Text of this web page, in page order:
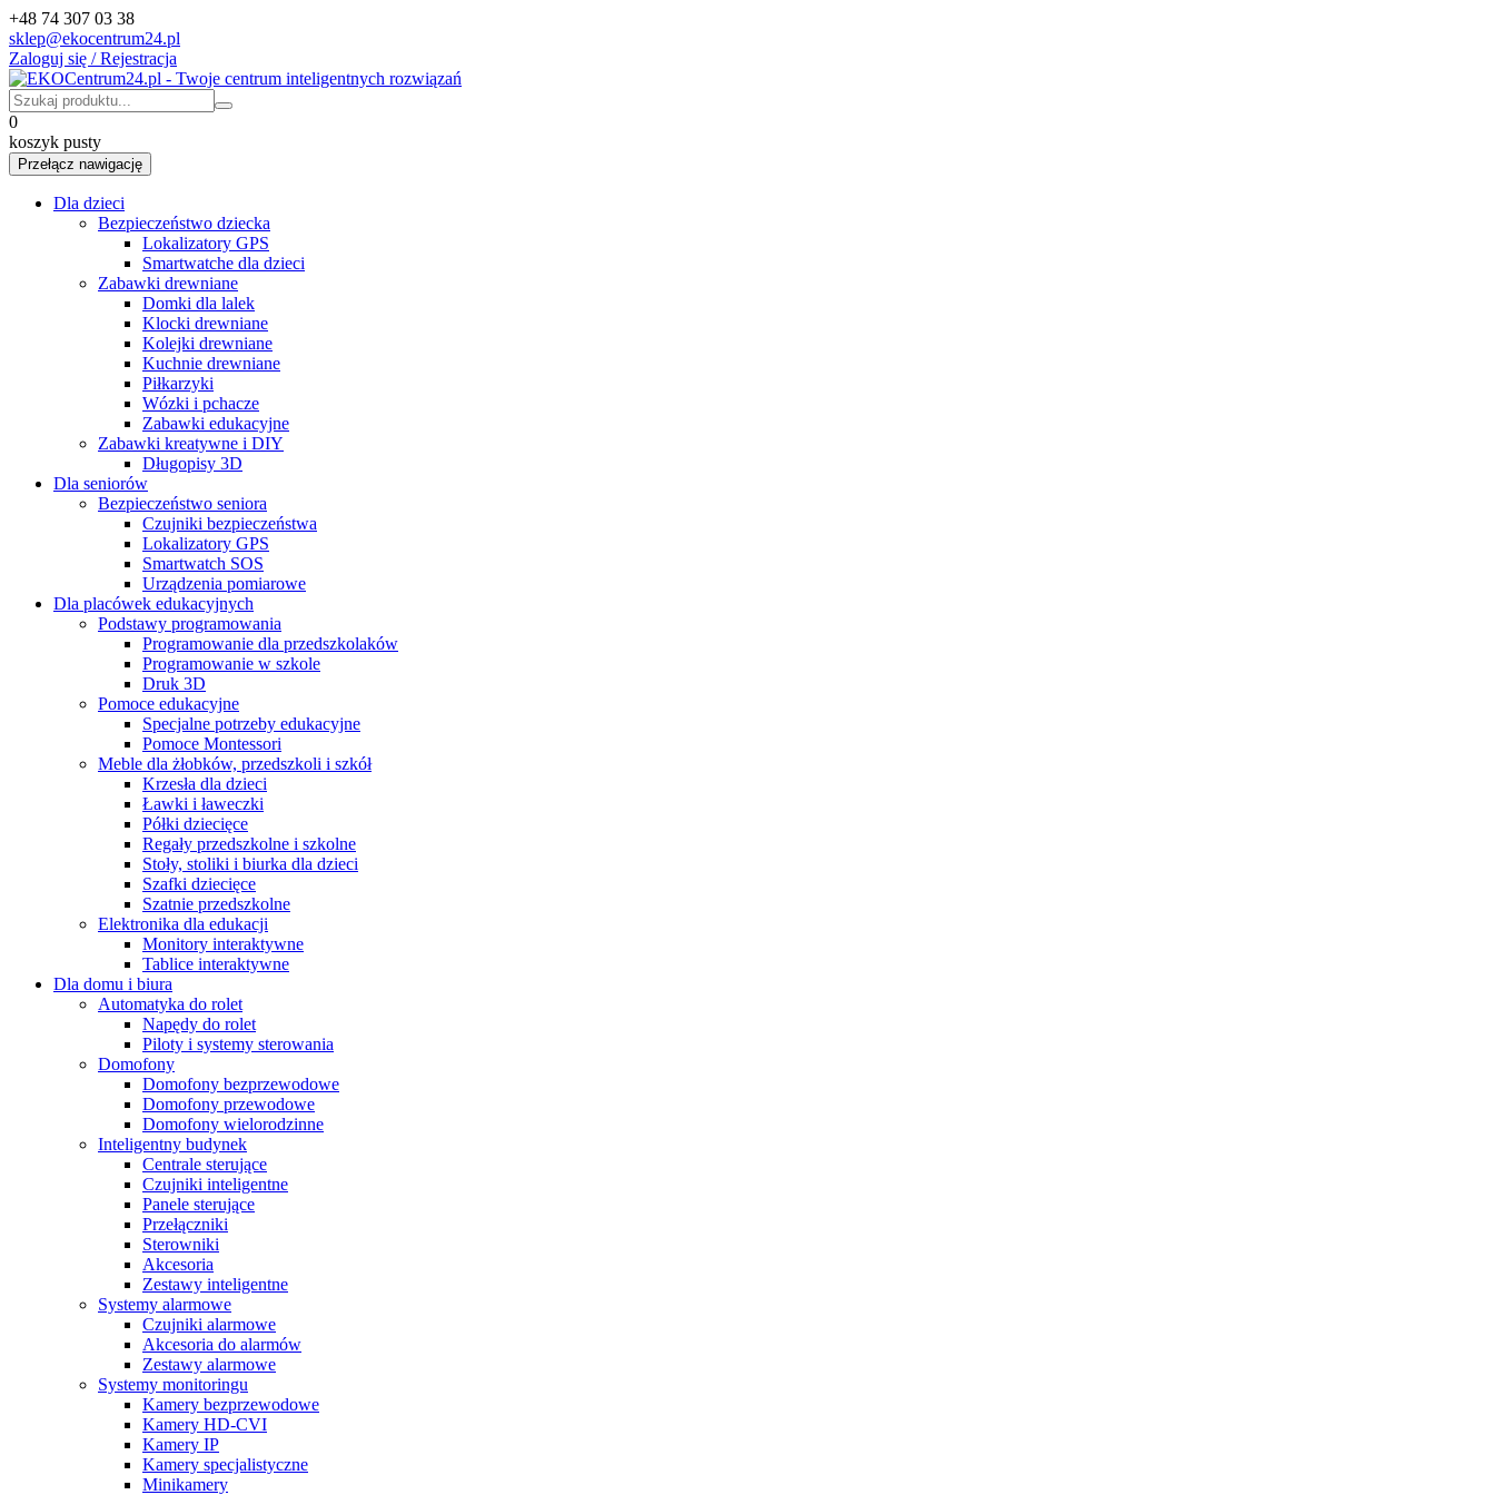
+48 74 307 03 38
sklep@ekocentrum24.pl
Zaloguj się / Rejestracja
0
koszyk pusty
Przełącz nawigację
Dla dzieci
Bezpieczeństwo dziecka
Lokalizatory GPS
Smartwatche dla dzieci
Zabawki drewniane
Domki dla lalek
Klocki drewniane
Kolejki drewniane
Kuchnie drewniane
Piłkarzyki
Wózki i pchacze
Zabawki edukacyjne
Zabawki kreatywne i DIY
Długopisy 3D
Dla seniorów
Bezpieczeństwo seniora
Czujniki bezpieczeństwa
Lokalizatory GPS
Smartwatch SOS
Urządzenia pomiarowe
Dla placówek edukacyjnych
Podstawy programowania
Programowanie dla przedszkolaków
Programowanie w szkole
Druk 3D
Pomoce edukacyjne
Specjalne potrzeby edukacyjne
Pomoce Montessori
Meble dla żłobków, przedszkoli i szkół
Krzesła dla dzieci
Ławki i ławeczki
Półki dziecięce
Regały przedszkolne i szkolne
Stoły, stoliki i biurka dla dzieci
Szafki dziecięce
Szatnie przedszkolne
Elektronika dla edukacji
Monitory interaktywne
Tablice interaktywne
Dla domu i biura
Automatyka do rolet
Napędy do rolet
Piloty i systemy sterowania
Domofony
Domofony bezprzewodowe
Domofony przewodowe
Domofony wielorodzinne
Inteligentny budynek
Centrale sterujące
Czujniki inteligentne
Panele sterujące
Przełączniki
Sterowniki
Akcesoria
Zestawy inteligentne
Systemy alarmowe
Czujniki alarmowe
Akcesoria do alarmów
Zestawy alarmowe
Systemy monitoringu
Kamery bezprzewodowe
Kamery HD-CVI
Kamery IP
Kamery specjalistyczne
Minikamery